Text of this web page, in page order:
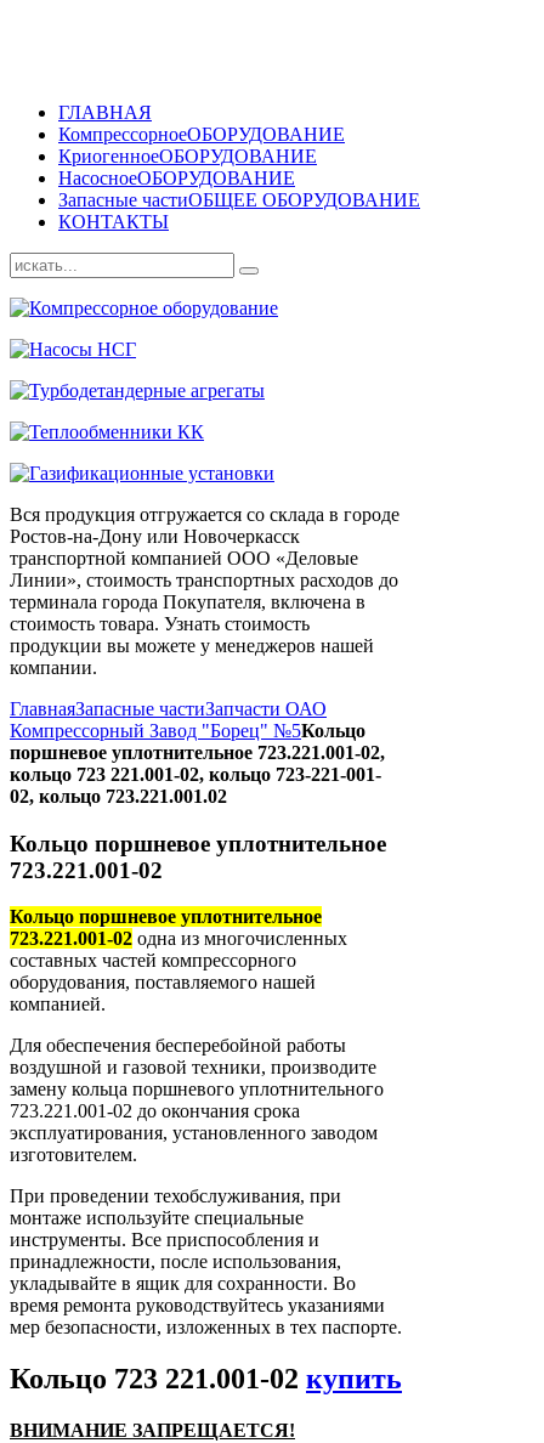
ГЛАВНАЯ
КомпрессорноеОБОРУДОВАНИЕ
КриогенноеОБОРУДОВАНИЕ
НасосноеОБОРУДОВАНИЕ
Запасные частиОБЩЕЕ ОБОРУДОВАНИЕ
КОНТАКТЫ
Вся продукция отгружается со склада в городе
Ростов-на-Дону или Новочеркасск
транспортной компанией ООО «Деловые
Линии», стоимость транспортных расходов до
терминала города Покупателя, включена в
стоимость товара. Узнать стоимость
продукции вы можете у менеджеров нашей
компании.
ГлавнаяЗапасные частиЗапчасти ОАО
Компрессорный Завод "Борец" №5Кольцо
поршневое уплотнительное 723.221.001-02,
кольцо 723 221.001-02, кольцо 723-221-001-
02, кольцо 723.221.001.02
Кольцо поршневое уплотнительное
723.221.001-02
Кольцо поршневое уплотнительное
723.221.001-02 одна из многочисленных
составных частей компрессорного
оборудования, поставляемого нашей
компанией.
Для обеспечения бесперебойной работы
воздушной и газовой техники, производите
замену кольца поршневого уплотнительного
723.221.001-02 до окончания срока
эксплуатирования, установленного заводом
изготовителем.
При проведении техобслуживания, при
монтаже используйте специальные
инструменты. Все приспособления и
принадлежности, после использования,
укладывайте в ящик для сохранности. Во
время ремонта руководствуйтесь указаниями
мер безопасности, изложенных в тех паспорте.
Кольцо 723 221.001-02 купить
ВНИМАНИЕ ЗАПРЕЩАЕТСЯ!